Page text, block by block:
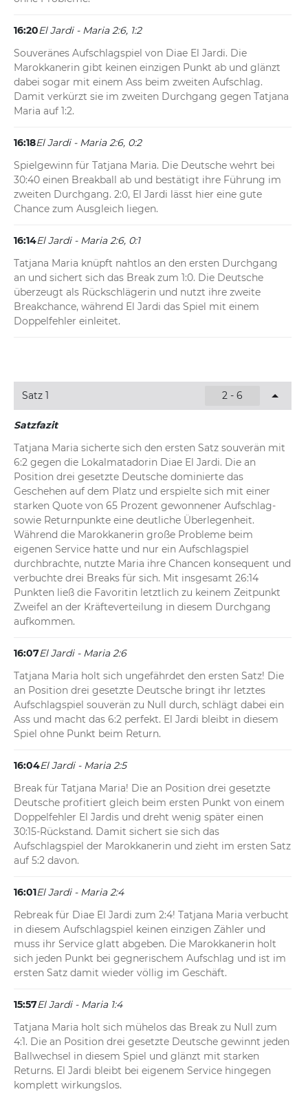
16:20El Jardi - Maria 2:6, 1:2
Souveränes Aufschlagspiel von Diae El Jardi. Die
Marokkanerin gibt keinen einzigen Punkt ab und glänzt
dabei sogar mit einem Ass beim zweiten Aufschlag.
Damit verkürzt sie im zweiten Durchgang gegen Tatjana
Maria auf 1:2.
16:18El Jardi - Maria 2:6, 0:2
Spielgewinn für Tatjana Maria. Die Deutsche wehrt bei
30:40 einen Breakball ab und bestätigt ihre Führung im
zweiten Durchgang. 2:0, El Jardi lässt hier eine gute
Chance zum Ausgleich liegen.
16:14El Jardi - Maria 2:6, 0:1
Tatjana Maria knüpft nahtlos an den ersten Durchgang
an und sichert sich das Break zum 1:0. Die Deutsche
überzeugt als Rückschlägerin und nutzt ihre zweite
Breakchance, während El Jardi das Spiel mit einem
Doppelfehler einleitet.
Satz 1 2 - 6
Satzfazit
Tatjana Maria sicherte sich den ersten Satz souverän mit
6:2 gegen die Lokalmatadorin Diae El Jardi. Die an
Position drei gesetzte Deutsche dominierte das
Geschehen auf dem Platz und erspielte sich mit einer
starken Quote von 65 Prozent gewonnener Aufschlag-
sowie Returnpunkte eine deutliche Überlegenheit.
Während die Marokkanerin große Probleme beim
eigenen Service hatte und nur ein Aufschlagspiel
durchbrachte, nutzte Maria ihre Chancen konsequent und
verbuchte drei Breaks für sich. Mit insgesamt 26:14
Punkten ließ die Favoritin letztlich zu keinem Zeitpunkt
Zweifel an der Kräfteverteilung in diesem Durchgang
aufkommen.
16:07El Jardi - Maria 2:6
Tatjana Maria holt sich ungefährdet den ersten Satz! Die
an Position drei gesetzte Deutsche bringt ihr letztes
Aufschlagspiel souverän zu Null durch, schlägt dabei ein
Ass und macht das 6:2 perfekt. El Jardi bleibt in diesem
Spiel ohne Punkt beim Return.
16:04El Jardi - Maria 2:5
Break für Tatjana Maria! Die an Position drei gesetzte
Deutsche profitiert gleich beim ersten Punkt von einem
Doppelfehler El Jardis und dreht wenig später einen
30:15-Rückstand. Damit sichert sie sich das
Aufschlagspiel der Marokkanerin und zieht im ersten Satz
auf 5:2 davon.
16:01El Jardi - Maria 2:4
Rebreak für Diae El Jardi zum 2:4! Tatjana Maria verbucht
in diesem Aufschlagspiel keinen einzigen Zähler und
muss ihr Service glatt abgeben. Die Marokkanerin holt
sich jeden Punkt bei gegnerischem Aufschlag und ist im
ersten Satz damit wieder völlig im Geschäft.
15:57El Jardi - Maria 1:4
Tatjana Maria holt sich mühelos das Break zu Null zum
4:1. Die an Position drei gesetzte Deutsche gewinnt jeden
Ballwechsel in diesem Spiel und glänzt mit starken
Returns. El Jardi bleibt bei eigenem Service hingegen
komplett wirkungslos.